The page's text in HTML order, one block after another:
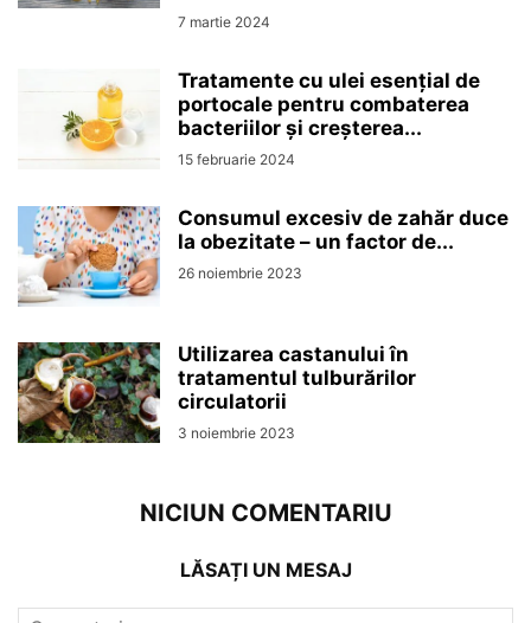
7 martie 2024
Tratamente cu ulei esențial de
portocale pentru combaterea
bacteriilor și creșterea...
15 februarie 2024
Consumul excesiv de zahăr duce
la obezitate – un factor de...
26 noiembrie 2023
Utilizarea castanului în
tratamentul tulburărilor
circulatorii
3 noiembrie 2023
NICIUN COMENTARIU
LĂSAȚI UN MESAJ